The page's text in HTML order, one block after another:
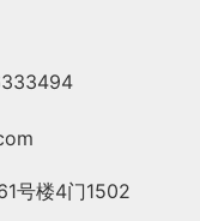
号楼4门1502